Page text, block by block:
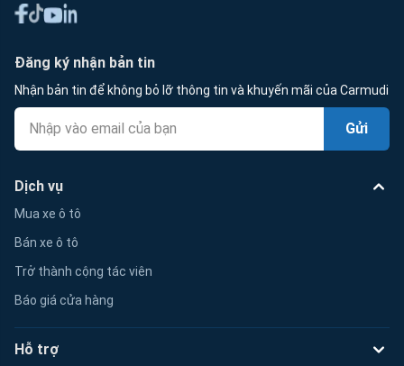
Đăng ký nhận bản tin
Nhận bản tin để không bỏ lỡ thông tin và khuyến mãi của Carmudi
Gửi
Dịch vụ
Mua xe ô tô
Bán xe ô tô
Trở thành cộng tác viên
Báo giá cửa hàng
Hỗ trợ